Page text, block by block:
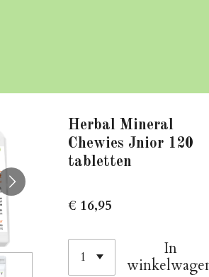
Herbal Mineral
Chewies Jnior 120
tabletten
€ 16,95
In